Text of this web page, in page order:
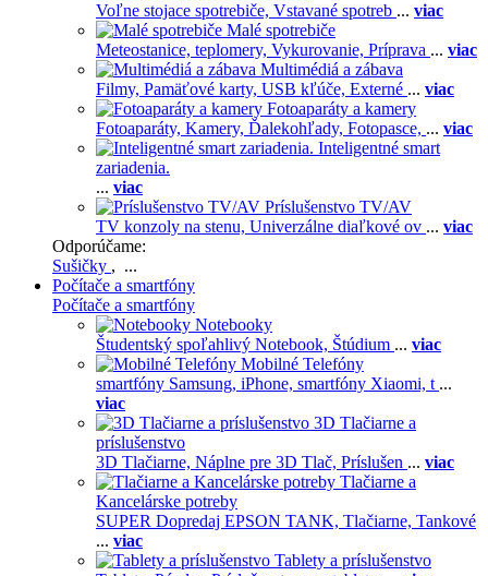
Voľne stojace spotrebiče, Vstavané spotreb ... viac
Malé spotrebiče
Meteostanice, teplomery, Vykurovanie, Príprava ... viac
Multimédiá a zábava
Filmy, Pamäťové karty, USB kľúče, Externé ... viac
Fotoaparáty a kamery
Fotoaparáty, Kamery, Ďalekohľady, Fotopasce, ... viac
Inteligentné smart
zariadenia.
... viac
Príslušenstvo TV/AV
TV konzoly na stenu, Univerzálne diaľkové ov ... viac
Odporúčame:
Sušičky , ...
Počítače a smartfóny
Počítače a smartfóny
Notebooky
Študentský spoľahlivý Notebook, Štúdium ... viac
Mobilné Telefóny
smartfóny Samsung, iPhone, smartfóny Xiaomi, t ...
viac
3D Tlačiarne a
príslušenstvo
3D Tlačiarne, Náplne pre 3D Tlač, Príslušen ... viac
Tlačiarne a
Kancelárske potreby
SUPER Dopredaj EPSON TANK, Tlačiarne, Tankové
... viac
Tablety a príslušenstvo